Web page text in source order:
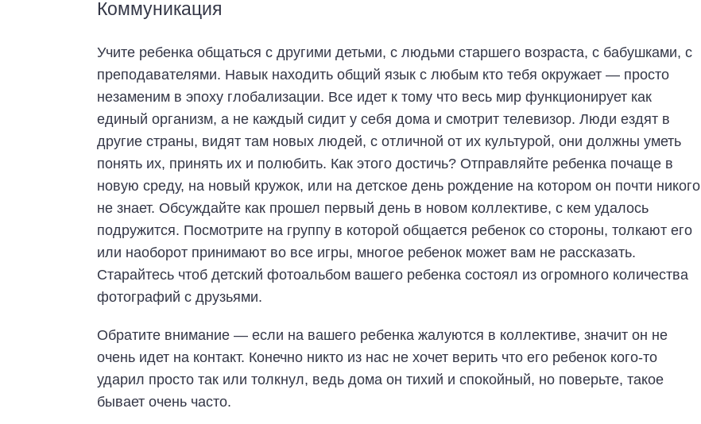
Коммуникация
Учите ребенка общаться с другими детьми, с людьми старшего возраста, с бабушками, с
преподавателями. Навык находить общий язык с любым кто тебя окружает — просто
незаменим в эпоху глобализации. Все идет к тому что весь мир функционирует как
единый организм, а не каждый сидит у себя дома и смотрит телевизор. Люди ездят в
другие страны, видят там новых людей, с отличной от их культурой, они должны уметь
понять их, принять их и полюбить. Как этого достичь? Отправляйте ребенка почаще в
новую среду, на новый кружок, или на детское день рождение на котором он почти никого
не знает. Обсуждайте как прошел первый день в новом коллективе, с кем удалось
подружится. Посмотрите на группу в которой общается ребенок со стороны, толкают его
или наоборот принимают во все игры, многое ребенок может вам не рассказать.
Старайтесь чтоб детский фотоальбом вашего ребенка состоял из огромного количества
фотографий с друзьями.
Обратите внимание — если на вашего ребенка жалуются в коллективе, значит он не
очень идет на контакт. Конечно никто из нас не хочет верить что его ребенок кого-то
ударил просто так или толкнул, ведь дома он тихий и спокойный, но поверьте, такое
бывает очень часто.